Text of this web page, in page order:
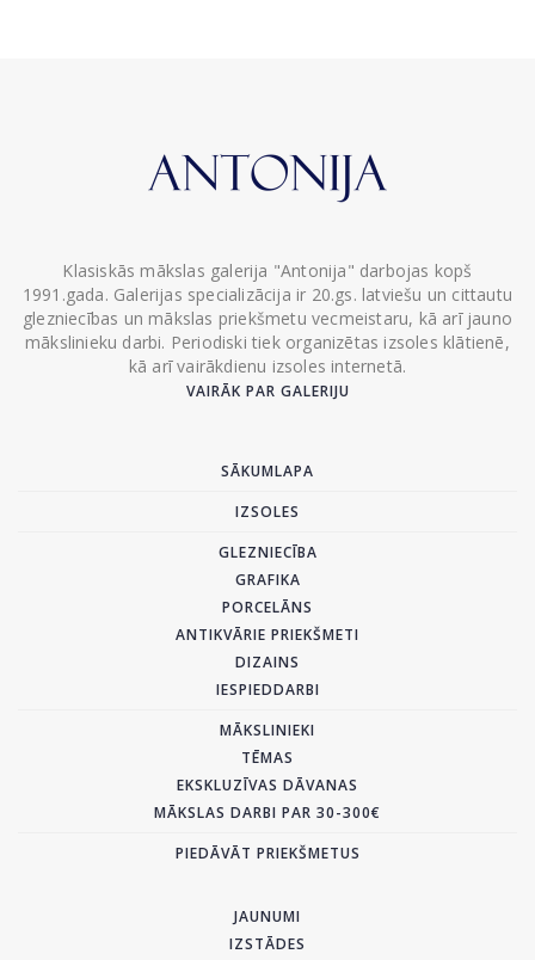
Klasiskās mākslas galerija "Antonija" darbojas kopš
1991.gada. Galerijas specializācija ir 20.gs. latviešu un cittautu
glezniecības un mākslas priekšmetu vecmeistaru, kā arī jauno
mākslinieku darbi. Periodiski tiek organizētas izsoles klātienē,
kā arī vairākdienu izsoles internetā.
VAIRĀK PAR GALERIJU
SĀKUMLAPA
IZSOLES
GLEZNIECĪBA
GRAFIKA
PORCELĀNS
ANTIKVĀRIE PRIEKŠMETI
DIZAINS
IESPIEDDARBI
MĀKSLINIEKI
TĒMAS
EKSKLUZĪVAS DĀVANAS
MĀKSLAS DARBI PAR 30-300€
PIEDĀVĀT PRIEKŠMETUS
JAUNUMI
IZSTĀDES